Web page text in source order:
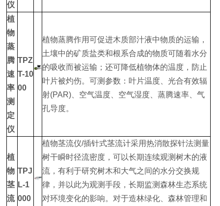
仪
植
物
蒸
腾
速
率
测
定
仪
TPZ
T-10
00
植物蒸腾作用可促进木质部汁液中物质的运输，
土壤中的矿质盐类和根系合成的物质可随着水分
的吸收而被运输；还可降低植物体的温度，防止
叶片被灼伤。可测参数：叶片温度、光合有效辐
射(PAR)、空气温度、空气湿度、蒸腾速率、气
孔导度。
植
物
茎
流
TPJ
L-1
000
植物茎流仪/插针式茎流计采用热消散探针法测量
树干瞬时径流密度，可以长期连续观测树木的液
流，有利于研究树木和大气之间的水分交换规
律，并以此为观测手段，长期监测森林生态系统
对环境变化的影响。对于造林绿化、森林管理和